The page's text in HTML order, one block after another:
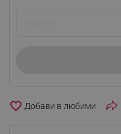
favorite_border